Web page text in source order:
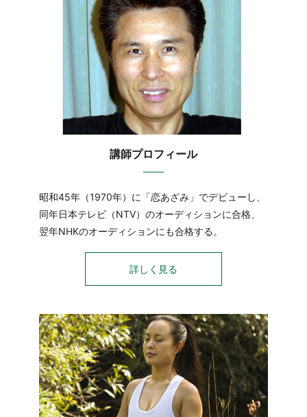
講師プロフィール
昭和45年（1970年）に「恋あざみ」でデビューし、
同年日本テレビ（NTV）のオーディションに合格、
翌年NHKのオーディションにも合格する。
詳しく見る